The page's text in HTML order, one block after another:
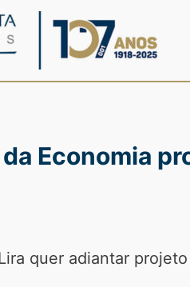
Economia
quer adiantar